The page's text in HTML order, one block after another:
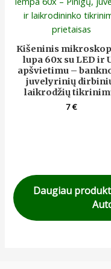
Kišeninis
lupa 60x su LED ir
apšvietimu –
juvelyrinių
laikrodžių
7€
Daugiau